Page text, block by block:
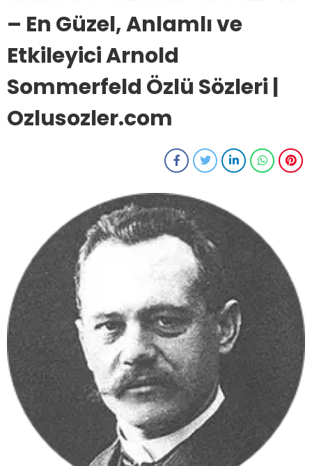
– En Güzel, Anlamlı ve
Etkileyici Arnold
Sommerfeld Özlü Sözleri |
Ozlusozler.com